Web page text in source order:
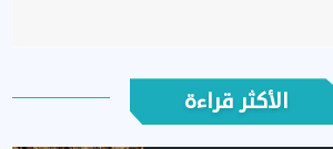
الأكثر قراءة